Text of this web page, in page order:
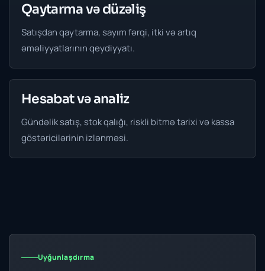
Qaytarma və düzəliş
Satışdan qaytarma, sayım fərqi, itki və artıq
əməliyyatlarının qeydiyyatı.
Hesabat və analiz
Gündəlik satış, stok qalığı, riskli bitmə tarixi və kassa
göstəricilərinin izlənməsi.
Uyğunlaşdırma